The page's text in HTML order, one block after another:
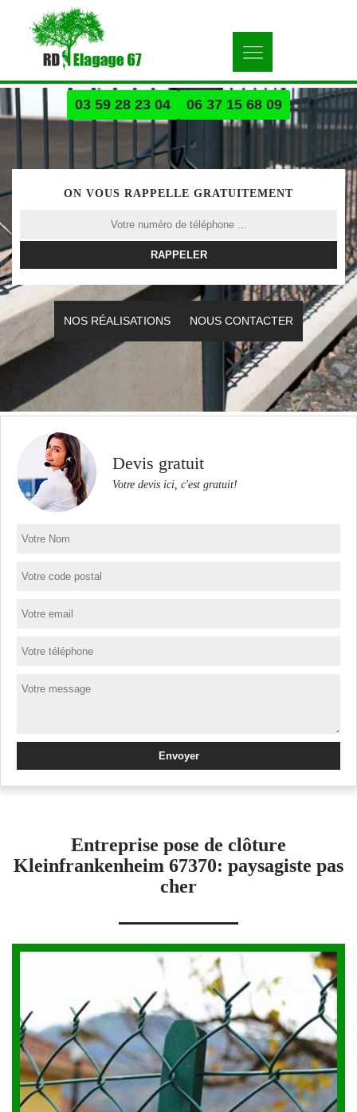
03 59 28 23 04 06 37 15 68 09
ON VOUS RAPPELLE GRATUITEMENT
NOS RÉALISATIONS NOUS CONTACTER
Devis gratuit
Votre devis ici, c'est gratuit!
Entreprise pose de clôture
Kleinfrankenheim 67370: paysagiste pas
cher